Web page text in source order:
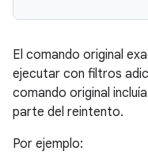
El comando original
ejecutar con filtros
comando original
parte del reintento.
Por ejemplo: